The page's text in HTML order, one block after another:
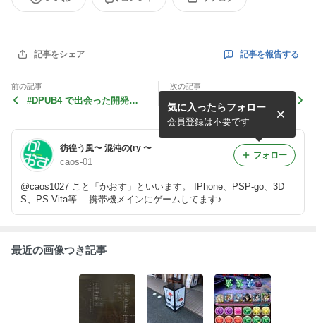
記事をシェア 記事を報告する
前の記事
#DPUB4 で出会った開発者
次の記事
アップデート情報『モンスタ
ーを集めてまいれ！』『Elf
vs Skeleton』
彷徨う風〜 混沌の(ry 〜
caos-01
@caos1027 こと「かおす」といいます。 IPhone、PSP-go、3D
S、PS Vita等… 携帯機メインにゲームしてます♪
気に入ったらフォロー
会員登録は不要です
フォロー
最近の画像つき記事